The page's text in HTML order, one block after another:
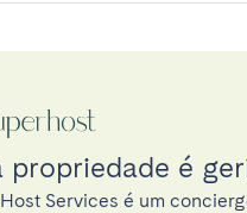
propriedade é
Services é um